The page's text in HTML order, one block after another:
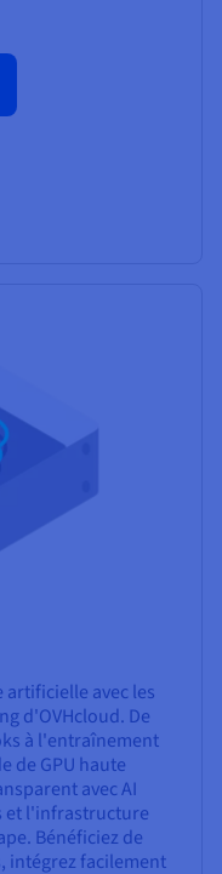
avec les
d'OVHcloud. De
à l'entraînement
de GPU haute
avec AI
et l'infrastructure
Bénéficiez de
intégrez facilement